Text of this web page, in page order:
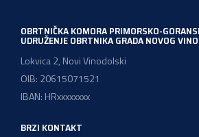
OBRTNIČKA KOMORA PRIMORSKO-
UDRUŽENJE OBRTNIKA GRADA NOVOG
Lokvica 2, Novi Vinodolski
OIB: 20615071521
IBAN: HRxxxxxxxx
BRZI KONTAKT